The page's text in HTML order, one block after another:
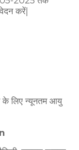
करें|
के लिए न्यूनतम आयु